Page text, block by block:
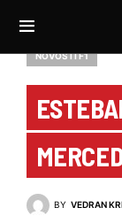
NOVOSTI F1
BY VEDRAN